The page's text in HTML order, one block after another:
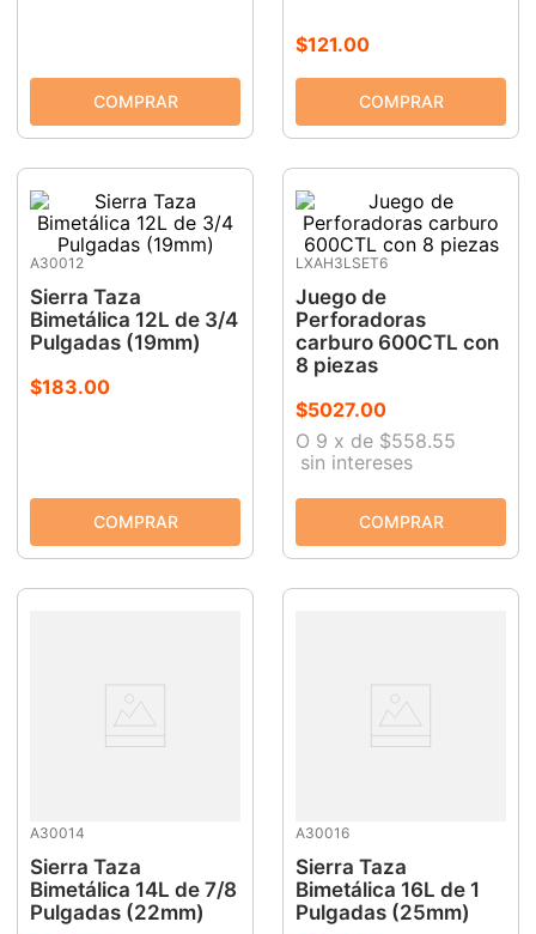
$121.00
A30012
Sierra Taza
Bimetálica 12L de 3/4
Pulgadas (19mm)
$183.00
LXAH3LSET6
Juego de
Perforadoras
carburo 600CTL con
8 piezas
$5027.00
O 9 x de $558.55
sin intereses
A30014
Sierra Taza
Bimetálica 14L de 7/8
Pulgadas (22mm)
A30016
Sierra Taza
Bimetálica 16L de 1
Pulgadas (25mm)